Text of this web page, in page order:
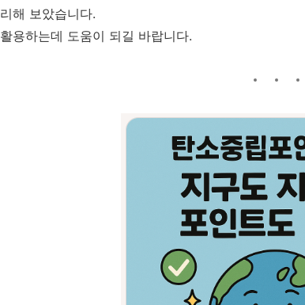
리해 보았습니다.
활용하는데 도움이 되길 바랍니다.